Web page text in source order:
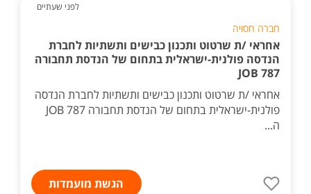
לפני שעתיים
חברה חסויה
אחראי /ת שרטוט ותכנון כבישים ותשתיות לחברת
הנדסה פולנית-ישראלית בתחום של הנדסת תחבורה
JOB 787
אחראי /ת שרטוט ותכנון כבישים ותשתיות לחברת הנדסה
פולנית-ישראלית בתחום של הנדסת תחבורה JOB 787
ה...
הגשת מועמדות